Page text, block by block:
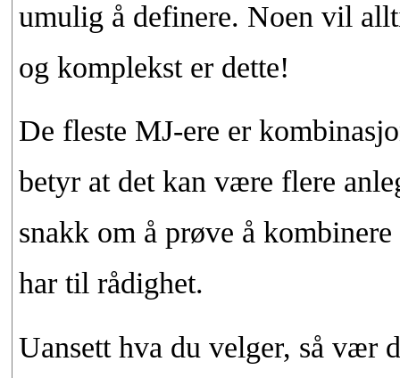
umulig å definere. Noen vil
og komplekst er dette!
De fleste MJ-ere er
betyr at det kan være flere
snakk om å prøve å
har til rådighet.
Uansett hva du velger, så vær